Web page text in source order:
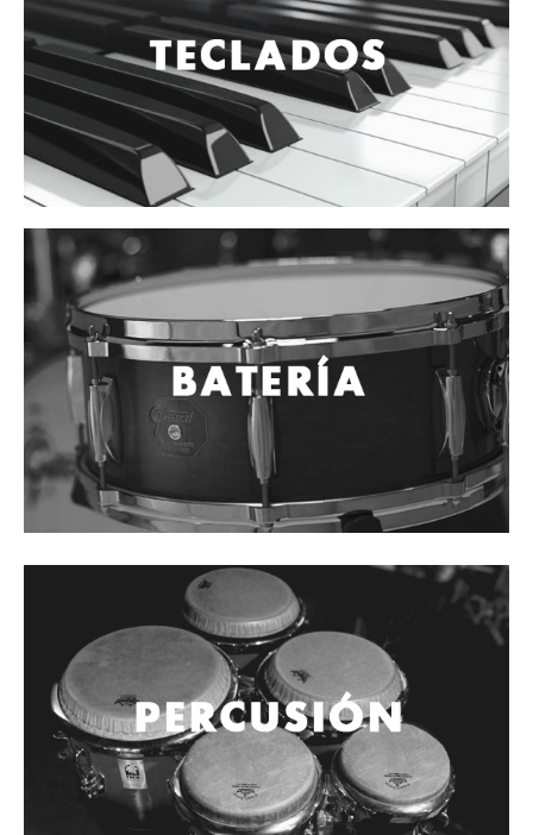
Herrajes y soportes
Cueros
Accesorios
Marcha
Redoblantes
Tambores
Multi-tenores
Bombos
Platillos
Baquetas, mazos y bolillos
Pergaminos
Liras
Guiros
Mano alámbrico
Instrumento alámbrico
Inalámbrico de mano
Inalámbrico diadema y solapa
Inalámbrico para instrumento